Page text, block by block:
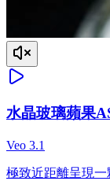
水晶玻璃蘋果
Veo 3.1
極致近距離呈現